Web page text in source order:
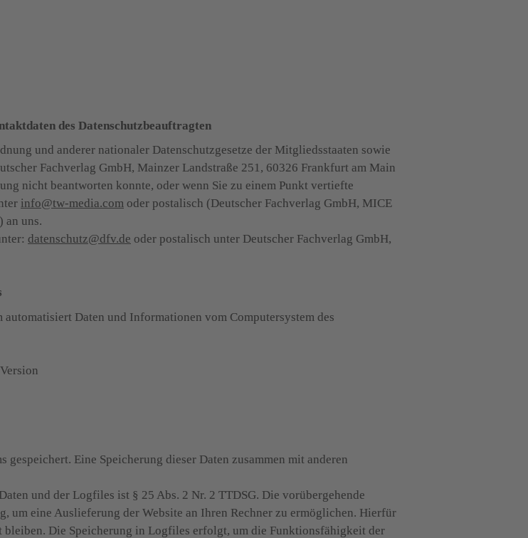
des Datenschutzbeauftragten
und anderer nationaler Datenschutzgesetze der Mitgliedsstaaten sowie
Fachverlag GmbH, Mainzer Landstraße 251, 60326 Frankfurt am Main
nicht beantworten konnte, oder wenn Sie zu einem Punkt vertiefte
info@tw-media.com oder postalisch (Deutscher Fachverlag GmbH, MICE
an uns.
datenschutz@dfv.de oder postalisch unter Deutscher Fachverlag GmbH,
Daten und Informationen vom Computersystem des
Eine Speicherung dieser Daten zusammen mit anderen
und der Logfiles ist § 25 Abs. 2 Nr. 2 TTDSG. Die vorübergehende
um eine Auslieferung der Website an Ihren Rechner zu ermöglichen. Hierfür
bleiben. Die Speicherung in Logfiles erfolgt, um die Funktionsfähigkeit der